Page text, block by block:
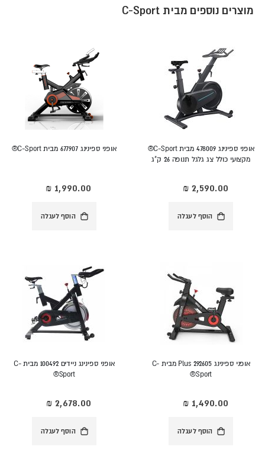
מוצרים נוספים מבית C-Sport
אופני ספינינג 478009 מבית C-Sport®
מקצועי כולל צג גלגל תנופה 26 ק"ג
הוסף לעגלה
אופני ספינינג 677907 מבית C-Sport®
הוסף לעגלה
אופני ספינינג 292605 Plus מבית C-
Sport®
הוסף לעגלה
אופני ספינינג ניידים 100492 מבית C-
Sport®
הוסף לעגלה